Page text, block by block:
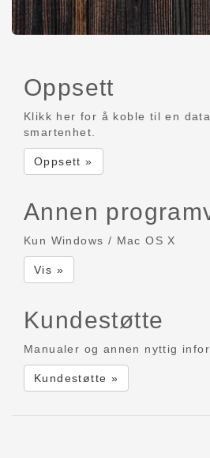
Oppsett
Klikk her for å koble til en
smartenhet.
Oppsett »
Annen
Kun Windows / Mac OS X
Vis »
Kundestøtte
Manualer og annen nyttig
Kundestøtte »